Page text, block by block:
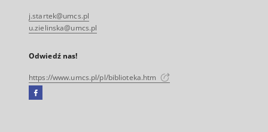
j.startek@umcs.pl
u.zielinska@umcs.pl
Odwiedź nas!
https://www.umcs.pl/pl/biblioteka.htm
Facebook